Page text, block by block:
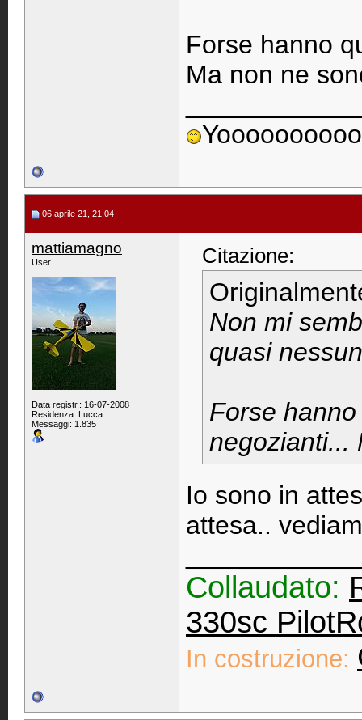
Forse hanno
Ma non ne
06 aprile 21, 21:04
mattiamagno
User
Data registr.: 16-07-2008
Residenza: Lucca
Messaggi: 1.835
Citazione:
Non mi
quasi
Forse
negozianti...
Io sono in
attesa..
Collaudato:
330sc
In costruzione: